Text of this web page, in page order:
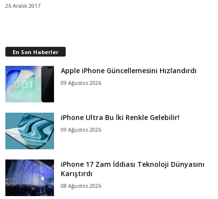
26 Aralık 2017
En Son Haberler
Apple iPhone Güncellemesini Hızlandırdı
09 Ağustos 2026
iPhone Ultra Bu İki Renkle Gelebilir!
09 Ağustos 2026
iPhone 17 Zam İddiası Teknoloji Dünyasını
Karıştırdı
08 Ağustos 2026